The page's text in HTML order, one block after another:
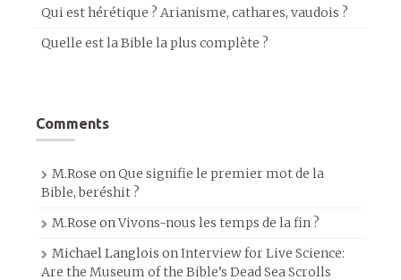
Qui est hérétique ? Arianisme, cathares, vaudois ?
Quelle est la Bible la plus complète ?
Comments
M.Rose onQue signifie le premier mot de la
Bible, beréshit ?
M.Rose onVivons-nous les temps de la fin ?
Michael Langlois onInterview for Live Science:
Are the Museum of the Bible’s Dead Sea Scrolls